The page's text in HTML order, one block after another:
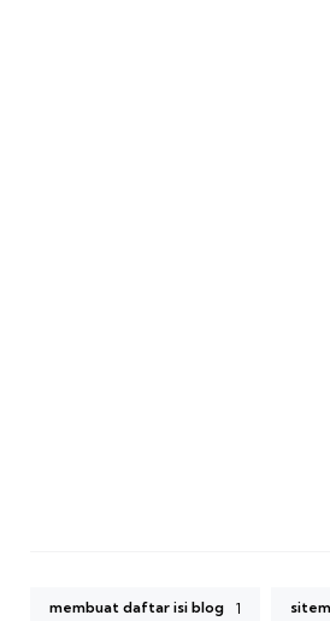
membuat daftar isi blog 1